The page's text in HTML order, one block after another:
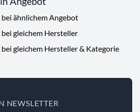
ähnlichem Angebot
gleichem Hersteller
gleichem Hersteller & Kategorie
NEWSLETTER